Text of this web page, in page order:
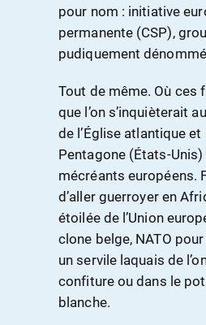
pour nom : initiative
permanente (CSP),
pudiquement
Tout de même. Où ces
que l’on s’inquièterait
de l’Église atlantique
Pentagone (États-
mécréants européens.
d’aller guerroyer en
étoilée de l’Union
clone belge, NATO
un servile laquais de
confiture ou dans le
blanche.